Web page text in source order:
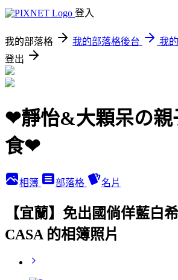
登入
我的部落格 我的部落格後台
我
登出
❤靜怡&大顆呆の親
食❤
相簿 部落格 名片
【宜蘭】免出國倘佯藍白
CASA 的相簿照片